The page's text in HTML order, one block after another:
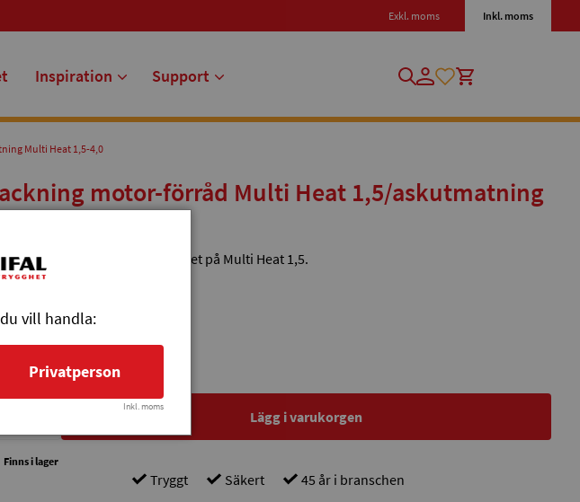
Exkl. moms Inkl. moms
Inspiration Support
Multi Heat 1,5-4,0
motor-förråd Multi Heat 1,5/askutmatning
mellan motor och förrådet på Multi Heat 1,5.
även till askutmatningen.
080234
65 kr
Lägg i varukorgen
Finns i lager
Tryggt Säkert 45 år i branschen
vill handla:
Privatperson
Inkl. moms